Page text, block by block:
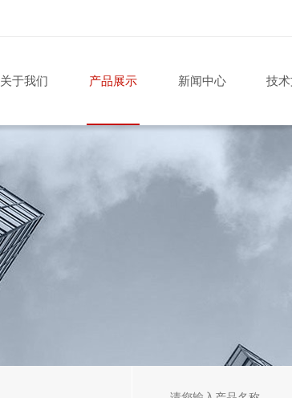
关于我们 产品展示 新闻中心 技